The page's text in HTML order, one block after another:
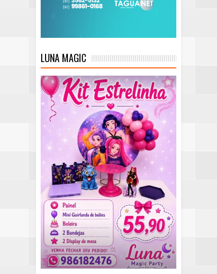
LUNA MAGIC